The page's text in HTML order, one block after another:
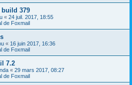
379
« 24 juil. 2017, 18:55
de Foxmail
« 16 juin 2017, 16:36
de Foxmail
7.2
« 29 mars 2017, 08:27
de Foxmail